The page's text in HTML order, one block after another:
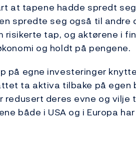
at tapene hadde spredt
spredte seg også til andre
risikerte tap, og aktørene i
og holdt på pengene.
på egne investeringer
ta aktiva tilbake på egen
deres evne og vilje
både i USA og i Europa